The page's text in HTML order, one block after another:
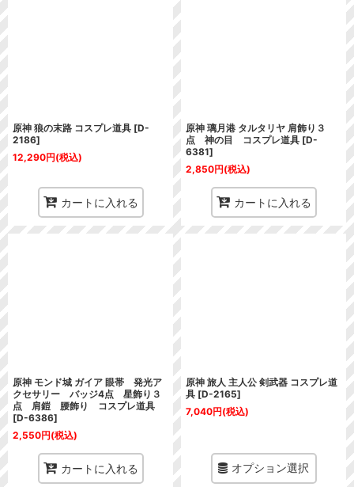
原神 狼の末路 コスプレ道具 [D-
2186]
12,290円(税込)
カートに入れる
原神 璃月港 タルタリヤ 肩飾り３
点 神の目 コスプレ道具 [D-
6381]
2,850円(税込)
カートに入れる
原神 モンド城 ガイア 眼帯 発光ア
クセサリー バッジ4点 星飾り３
点 肩鎧 腰飾り コスプレ道具
[D-6386]
2,550円(税込)
カートに入れる
原神 旅人 主人公 剣武器 コスプレ道
具 [D-2165]
7,040円(税込)
オプション選択